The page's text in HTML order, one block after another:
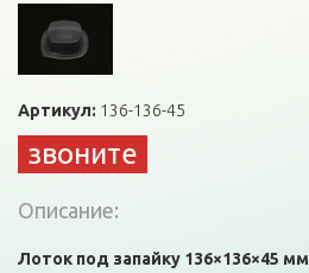
Артикул: 136-136-45
звоните
Описание:
Лоток под запайку 136×136×45 мм